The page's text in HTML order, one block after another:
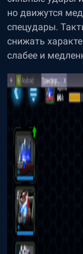
но движутся
спецудары.
снижать
слабее и